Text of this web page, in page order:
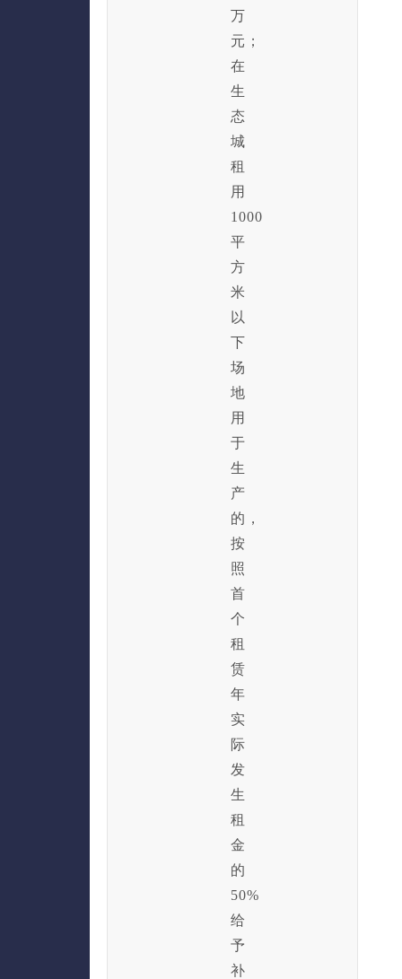
万
元；
在
生
态
城
租
用
1000
平
方
米
以
下
场
地
用
于
生
产
的，
按
照
首
个
租
赁
年
实
际
发
生
租
金
的
50%
给
予
补